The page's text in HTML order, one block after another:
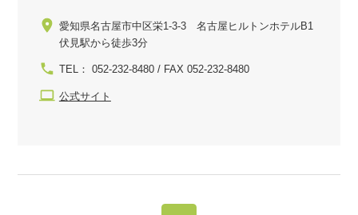
愛知県名古屋市中区栄1-3-3 名古屋ヒルトンホテルB1
伏見駅から徒歩3分
TEL： 052-232-8480 / FAX 052-232-8480
公式サイト